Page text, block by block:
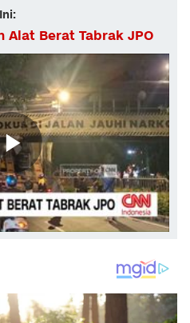
Alat Berat Tabrak JPO